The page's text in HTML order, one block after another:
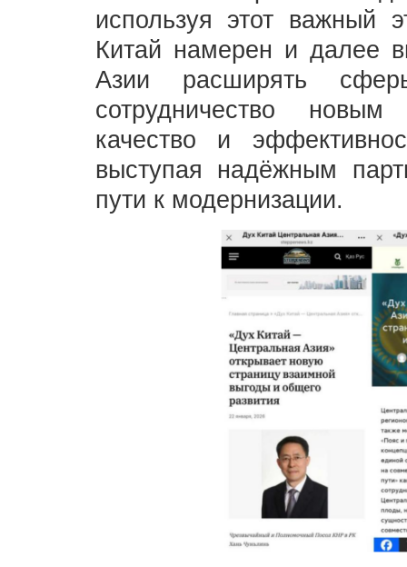
используя этот важный
Китай намерен и далее
Азии расширять
сотрудничество
качество и
выступая надёжным
пути к модернизации.